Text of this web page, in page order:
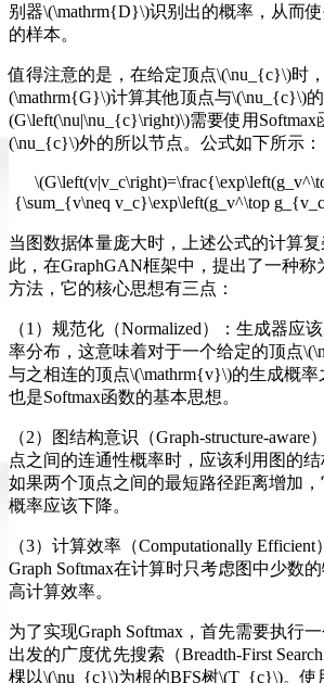
别器\(\mathrm{D}\)识别出的概率，从而
的样本。
值得注意的是，在给定顶点\(\nu_{c}\)时
(\mathrm{G}\)计算其他顶点与\(\nu_{c}\)
(G\left(\nu|\nu_{c}\right)\)需要使用
(\nu_{c}\)外的所以节点。公式如下所示：
{\sum_{v\neq v_c}\exp\left(g_v^\top
当图数据体量庞大时，上述公式的计算
此，在GraphGAN框架中，提出了一种称
方法，它的核心思想有三点：
（1）规范化（Normalized）：生成器应
率分布，这意味着对于一个给定的顶点
与之相连的顶点\(\mathrm{v}\)的生成概
也是Softmax函数的基本思想。
（2）图结构意识（Graph-structure-
点之间的连通性概率时，应该利用图的结
如果两个顶点之间的最短路径距离增加
概率应该下降。
（3）计算效率（Computationally Efficient
Graph Softmax在计算时只考虑图中少数
高计算效率。
为了实现Graph Softmax，首先需要执行
出发的广度优先搜索（Breadth-First
棵以\(\nu_{c}\)为根的BFS树\(T_{c}\)。使